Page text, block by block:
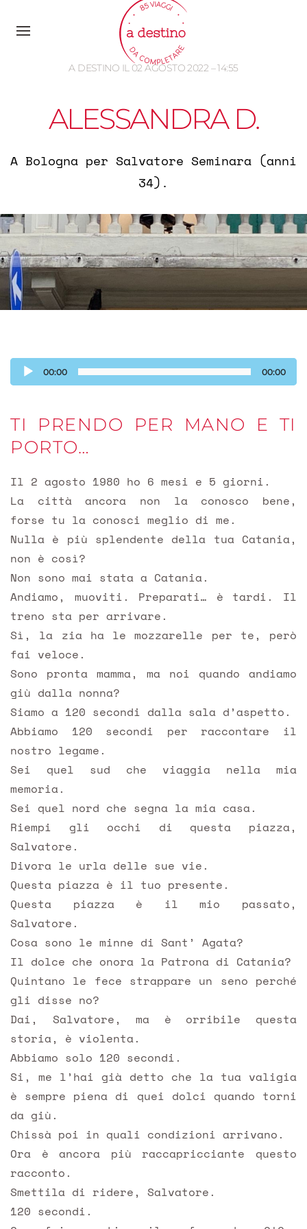
A DESTINO IL 02 AGOSTO 2022 – 14:55
ALESSANDRA D.
A Bologna per Salvatore Seminara (anni
34).
Audio
Player
00:00 00:00
TI PRENDO PER MANO E TI
PORTO…
Il 2 agosto 1980 ho 6 mesi e 5 giorni.
La città ancora non la conosco bene,
forse tu la conosci meglio di me.
Nulla è più splendente della tua Catania,
non è così?
Non sono mai stata a Catania.
Andiamo, muoviti. Preparati… è tardi. Il
treno sta per arrivare.
Sì, la zia ha le mozzarelle per te, però
fai veloce.
Sono pronta mamma, ma noi quando andiamo
giù dalla nonna?
Siamo a 120 secondi dalla sala d’aspetto.
Abbiamo 120 secondi per raccontare il
nostro legame.
Sei quel sud che viaggia nella mia
memoria.
Sei quel nord che segna la mia casa.
Riempi gli occhi di questa piazza,
Salvatore.
Divora le urla delle sue vie.
Questa piazza è il tuo presente.
Questa piazza è il mio passato,
Salvatore.
Cosa sono le minne di Sant’ Agata?
Il dolce che onora la Patrona di Catania?
Quintano le fece strappare un seno perché
gli disse no?
Dai, Salvatore, ma è orribile questa
storia, è violenta.
Abbiamo solo 120 secondi.
Si, me l’hai già detto che la tua valigia
è sempre piena di quei dolci quando torni
da giù.
Chissà poi in quali condizioni arrivano.
Ora è ancora più raccapricciante questo
racconto.
Smettila di ridere, Salvatore.
120 secondi.